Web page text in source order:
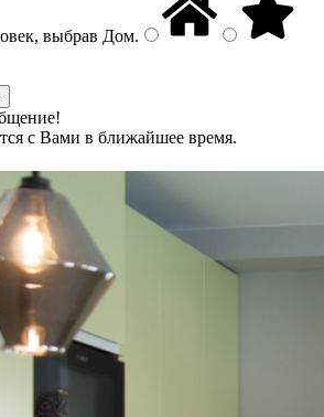
выбрав Дом.
с Вами в ближайшее время.